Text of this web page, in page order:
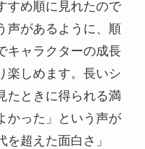
すめ順に見れたので
声があるように、順
キャラクターの成長
楽しめます。長いシ
たときに得られる満
かった」という声が
超えた面白さ」